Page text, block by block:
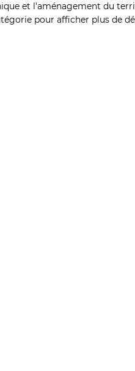
et l'aménagement du
pour afficher plus de